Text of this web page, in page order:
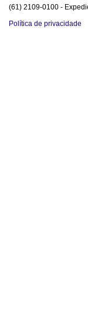
(61) 2109-0100 -
Política de privacidade